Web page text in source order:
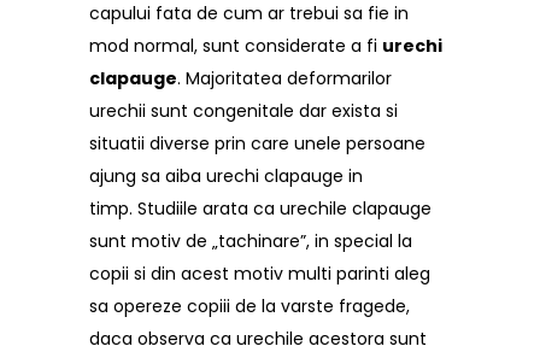
capului fata de cum ar trebui sa fie in
mod normal, sunt considerate a fi urechi
clapauge. Majoritatea deformarilor
urechii sunt congenitale dar exista si
situatii diverse prin care unele persoane
ajung sa aiba urechi clapauge in
timp. Studiile arata ca urechile clapauge
sunt motiv de „tachinare”, in special la
copii si din acest motiv multi parinti aleg
sa opereze copiii de la varste fragede,
daca observa ca urechile acestora sunt